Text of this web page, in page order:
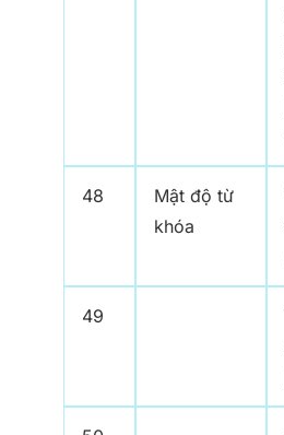
48
Mật độ từ
khóa
49